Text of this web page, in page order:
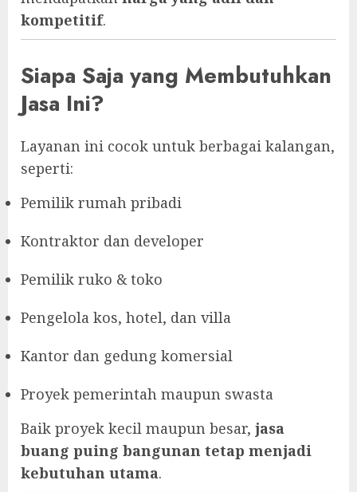
kompetitif.
Siapa Saja yang Membutuhkan
Jasa Ini?
Layanan ini cocok untuk berbagai kalangan,
seperti:
Pemilik rumah pribadi
Kontraktor dan developer
Pemilik ruko & toko
Pengelola kos, hotel, dan villa
Kantor dan gedung komersial
Proyek pemerintah maupun swasta
Baik proyek kecil maupun besar, jasa
buang puing bangunan tetap menjadi
kebutuhan utama.